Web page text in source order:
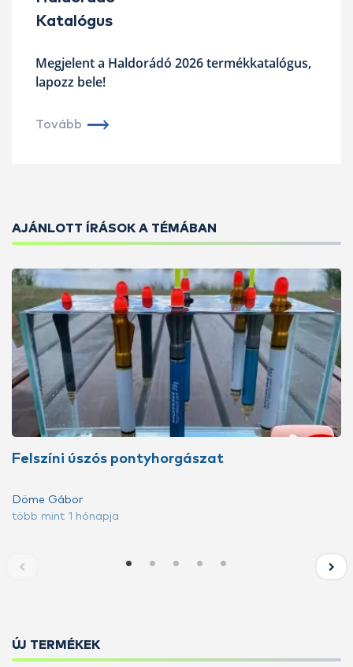
Katalógus
Megjelent a Haldorádó 2026 termékkatalógus,
lapozz bele!
Tovább
AJÁNLOTT ÍRÁSOK A TÉMÁBAN
Felszíni úszós pontyhorgászat
Döme Gábor
több mint 1 hónapja
ÚJ TERMÉKEK